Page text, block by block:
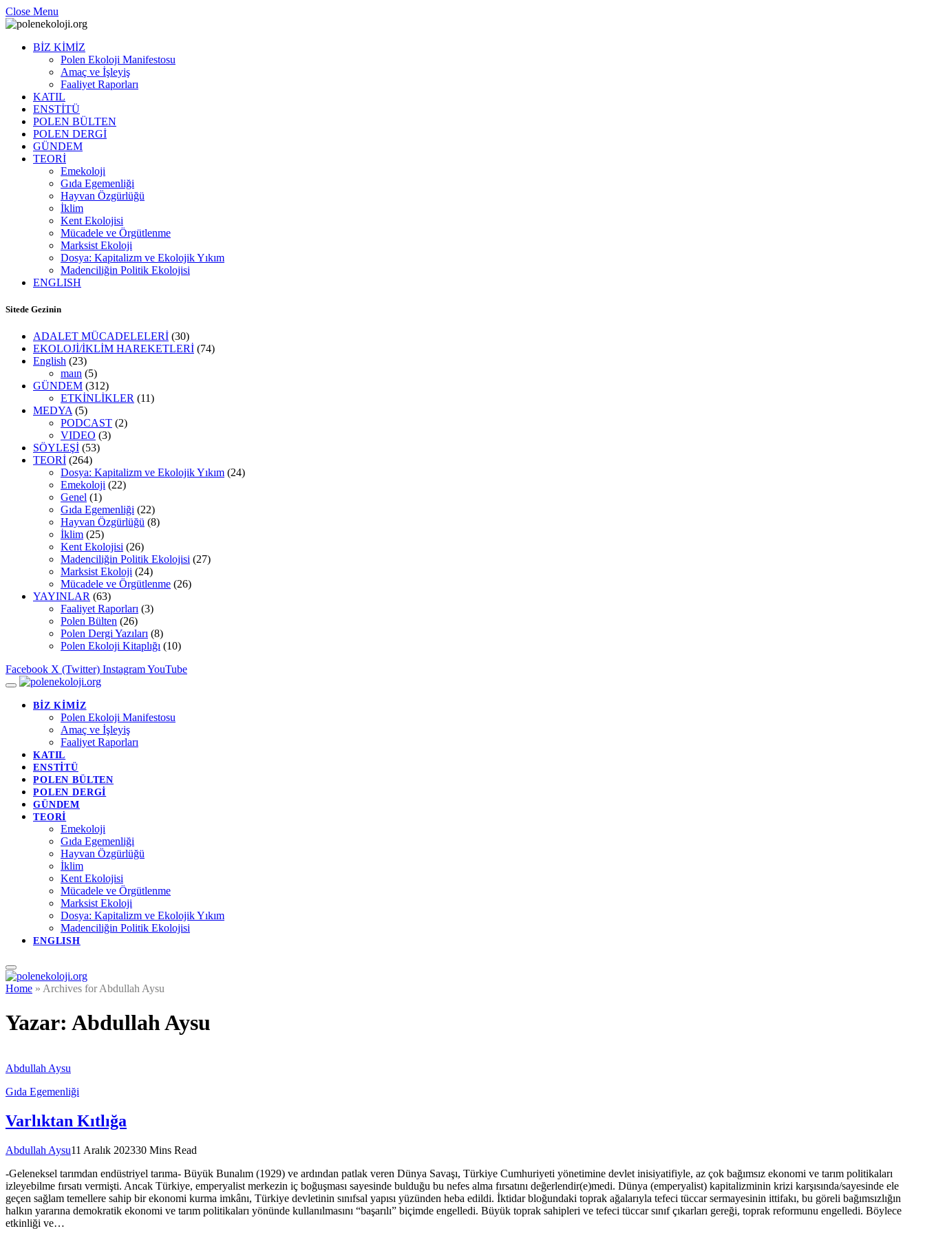
Close Menu
BİZ KİMİZ
Polen Ekoloji Manifestosu
Amaç ve İşleyiş
Faaliyet Raporları
KATIL
ENSTİTÜ
POLEN BÜLTEN
POLEN DERGİ
GÜNDEM
TEORİ
Emekoloji
Gıda Egemenliği
Hayvan Özgürlüğü
İklim
Kent Ekolojisi
Mücadele ve Örgütlenme
Marksist Ekoloji
Dosya: Kapitalizm ve Ekolojik Yıkım
Madenciliğin Politik Ekolojisi
ENGLISH
Sitede Gezinin
ADALET MÜCADELELERİ (30)
EKOLOJİ/İKLİM HAREKETLERİ (74)
English (23)
maın (5)
GÜNDEM (312)
ETKİNLİKLER (11)
MEDYA (5)
PODCAST (2)
VIDEO (3)
SÖYLEŞİ (53)
TEORİ (264)
Dosya: Kapitalizm ve Ekolojik Yıkım (24)
Emekoloji (22)
Genel (1)
Gıda Egemenliği (22)
Hayvan Özgürlüğü (8)
İklim (25)
Kent Ekolojisi (26)
Madenciliğin Politik Ekolojisi (27)
Marksist Ekoloji (24)
Mücadele ve Örgütlenme (26)
YAYINLAR (63)
Faaliyet Raporları (3)
Polen Bülten (26)
Polen Dergi Yazıları (8)
Polen Ekoloji Kitaplığı (10)
Facebook X (Twitter) InstagramYouTube
BİZ KİMİZ
Polen Ekoloji Manifestosu
Amaç ve İşleyiş
Faaliyet Raporları
KATIL
ENSTİTÜ
POLEN BÜLTEN
POLEN DERGİ
GÜNDEM
TEORİ
Emekoloji
Gıda Egemenliği
Hayvan Özgürlüğü
İklim
Kent Ekolojisi
Mücadele ve Örgütlenme
Marksist Ekoloji
Dosya: Kapitalizm ve Ekolojik Yıkım
Madenciliğin Politik Ekolojisi
ENGLISH
Home » Archives for Abdullah Aysu
Yazar: Abdullah Aysu
Abdullah Aysu
Gıda Egemenliği
Varlıktan Kıtlığa
Abdullah Aysu11 Aralık 202330 Mins Read
-Geleneksel tarımdan endüstriyel tarıma- Büyük Bunalım (1929) ve ardından patlak veren Dünya Savaşı, Türkiye Cumhuriyeti yönetimine devlet inisiyatifiyle, az çok bağımsız ekonomi ve tarım politikaları
izleyebilme fırsatı vermişti. Ancak Türkiye, emperyalist merkezin iç boğuşması sayesinde bulduğu bu nefes alma fırsatını değerlendir(e)medi. Dünya (emperyalist) kapitalizminin krizi karşısında/sayesinde ele
geçen sağlam temellere sahip bir ekonomi kurma imkânı, Türkiye devletinin sınıfsal yapısı yüzünden heba edildi. İktidar bloğundaki toprak ağalarıyla tefeci tüccar sermayesinin ittifakı, bu göreli bağımsızlığın
halkın yararına demokratik ekonomi ve tarım politikaları yönünde kullanılmasını “başarılı” biçimde engelledi. Büyük toprak sahipleri ve tefeci tüccar sınıf çıkarları gereği, toprak reformunu engelledi. Böylece
etkinliği ve…